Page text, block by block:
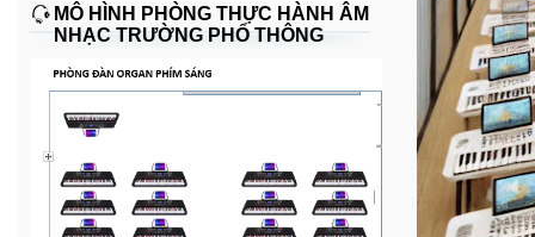
MÔ HÌNH PHÒNG THỰC HÀNH ÂM
NHẠC TRƯỜNG PHỔ THÔNG